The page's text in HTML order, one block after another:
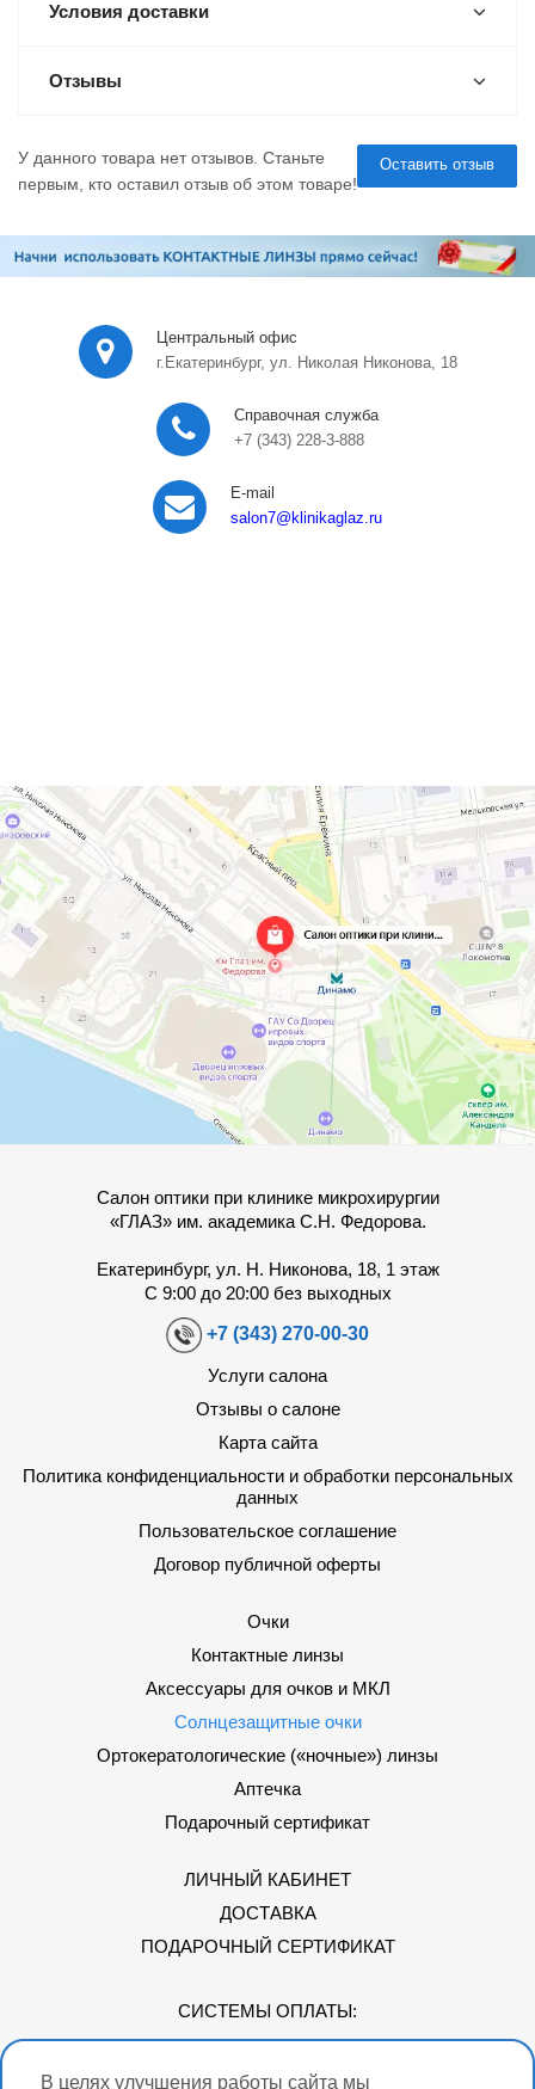
В целях улучшения работы сайта мы
Условия доставки
Отзывы
Оставить отзыв
У данного товара нет отзывов. Станьте
первым, кто оставил отзыв об этом товаре!
Центральный офис
г.Екатеринбург, ул. Николая Никонова, 18
Справочная служба
+7 (343) 228-3-888
E-mail
salon7@klinikaglaz.ru
Салон оптики при клинике микрохирургии
«ГЛАЗ» им. академика С.Н. Федорова.
Екатеринбург, ул. Н. Никонова, 18, 1 этаж
С 9:00 до 20:00 без выходных
+7 (343) 270-00-30
Услуги салона
Отзывы о салоне
Карта сайта
Политика конфиденциальности и обработки персональных
данных
Пользовательское соглашение
Договор публичной оферты
Очки
Контактные линзы
Аксессуары для очков и МКЛ
Солнцезащитные очки
Ортокератологические («ночные») линзы
Аптечка
Подарочный сертификат
ЛИЧНЫЙ КАБИНЕТ
ДОСТАВКА
ПОДАРОЧНЫЙ СЕРТИФИКАТ
СИСТЕМЫ ОПЛАТЫ: